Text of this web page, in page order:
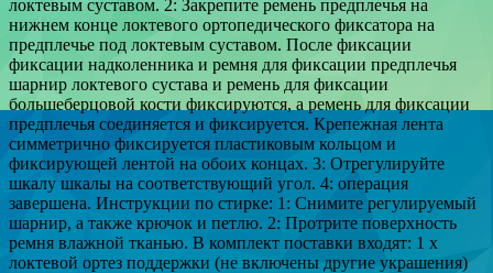
локтевым суставом. 2: Закрепите ремень предплечья на
нижнем конце локтевого ортопедического фиксатора на
предплечье под локтевым суставом. После фиксации
фиксации надколенника и ремня для фиксации предплечья
шарнир локтевого сустава и ремень для фиксации
большеберцовой кости фиксируются, а ремень для фиксации
предплечья соединяется и фиксируется. Крепежная лента
симметрично фиксируется пластиковым кольцом и
фиксирующей лентой на обоих концах. 3: Отрегулируйте
шкалу шкалы на соответствующий угол. 4: операция
завершена. Инструкции по стирке: 1: Снимите регулируемый
шарнир, а также крючок и петлю. 2: Протрите поверхность
ремня влажной тканью. В комплект поставки входят: 1 х
локтевой ортез поддержки (не включены другие украшения)